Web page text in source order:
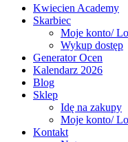
Kwiecien Academy
Skarbiec
Moje konto/
Wykup dostęp
Generator Ocen
Kalendarz 2026
Blog
Sklep
Idę na zakupy
Moje konto/
Kontakt